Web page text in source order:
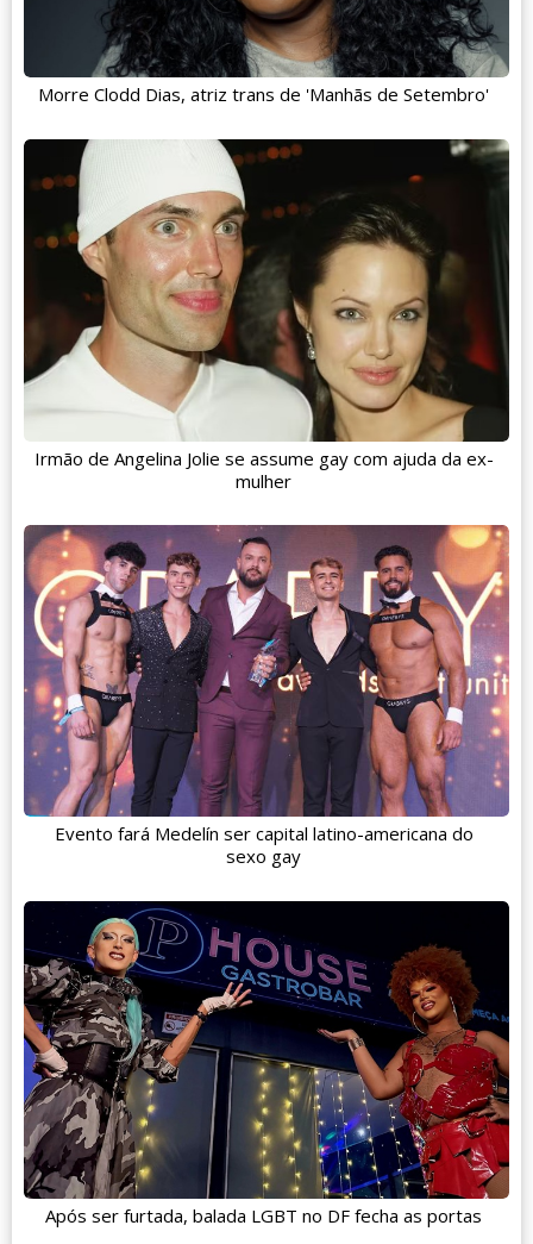
Morre Clodd Dias, atriz trans de 'Manhãs de Setembro'
Irmão de Angelina Jolie se assume gay com ajuda da ex-
mulher
Evento fará Medelín ser capital latino-americana do
sexo gay
Após ser furtada, balada LGBT no DF fecha as portas